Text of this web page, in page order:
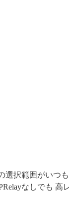
選択範囲がいつ
なしでも 高